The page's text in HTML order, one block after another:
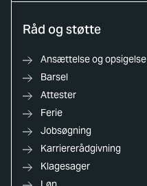
Råd og støtte
Ansættelse og opsigelse
Barsel
Attester
Ferie
Jobsøgning
Karriererådgivning
Klagesager